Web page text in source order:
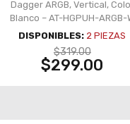
Dagger ARGB, Vertical,
Blanco – AT-HGPUH-ARGB-
DISPONIBLES: 2 PIEZAS
$319.00
$299.00